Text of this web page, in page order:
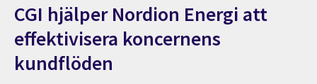
CGI hjälper Nordion Energi att
effektivisera koncernens
kundflöden